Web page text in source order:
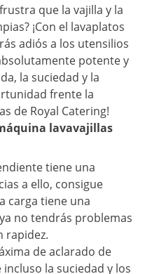
que la vajilla y la
¡Con el lavaplatos
adiós a los utensilios
potente y
la suciedad y la
frente la
de Royal Catering!
lavavajillas
tiene una
a ello, consigue
carga tiene una
no tendrás problemas
rapidez.
de aclarado de
la suciedad y los